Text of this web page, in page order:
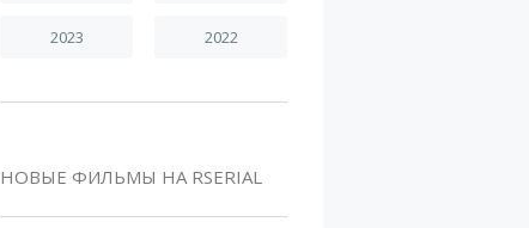
2023 2022
НОВЫЕ ФИЛЬМЫ НА RSERIAL